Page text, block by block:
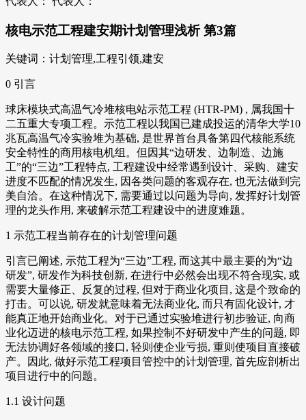
核电示范工程建安期计划管理浅析 第3篇
关键词：计划管理,工程引领,建安
0 引言
球床模块式高温气冷堆核电站示范工程 (HTR-PM) , 属我国十
二五重大专项工程。示范工程以我国已建成投运的清华大学10
兆瓦高温气冷实验堆为基础, 是世界首台具备第四代核能系统
安全特性的商用核电机组。但因其“边研发、边制造、边施
工”的“三边”工程特点, 工程建设中经常遇到设计、采购、建安
进度不匹配的情况发生, 因各类问题的客观存在, 也无法做到完
美自洽。在这种情况下, 需要通过以问题为导向, 发挥好计划管
理的龙头作用, 来破解示范工程建设中的进度难题。
1 示范工程当前存在的计划管理问题
引言已阐述, 示范工程为“三边”工程, 而这其中最主要的为“边
研发”, 研发作为科技创新, 在进行中必然会出现不符合现实, 或
需要大量修正、反复的过程, 但对于商业化项目, 这是个致命的
打击。可以说, 研发就意味着无法商业化, 而只有固化设计, 才
能真正地开始商业化。对于已通过实验堆进行初步验证, 向商
业化迈进的核电示范工程, 如果控制不好研发中产生的问题, 即
无法协调好各领域的接口, 轻则使企业亏损, 重则使项目直接破
产。因此, 做好示范工程项目管控中的计划管理, 首先应剖析出
项目进行中的问题。
1.1 设计问题